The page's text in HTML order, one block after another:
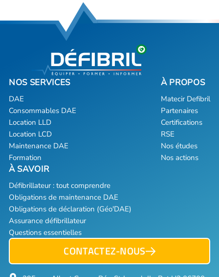
DAE
Consommables DAE
Location LLD
Location LCD
Maintenance DAE
Formation
Matecir Defibril
Partenaires
Certifications
RSE
Nos études
Nos actions
Défibrillateur : tout comprendre
Obligations de maintenance DAE
Obligations de déclaration (Géo'DAE)
Assurance défibrillateur
Questions essentielles
CONTACTEZ-NOUS